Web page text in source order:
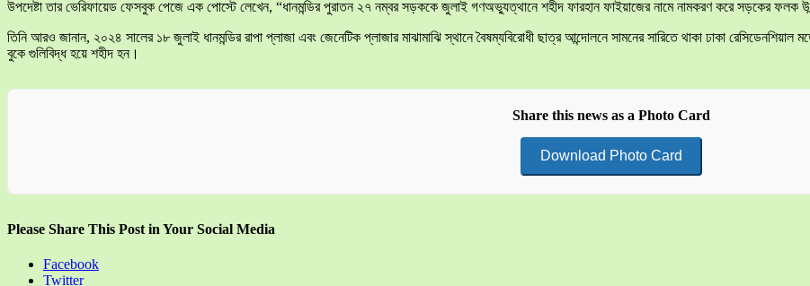
উপদেষ্টা তার ভেরিফায়েড ফেসবুক পেজে এক পোস্টে লেখেন, “ধানমন্ডির পুরাতন ২৭ নম্বর সড়ককে জুলাই গণঅভ্যুত্থানে শহীদ ফারহান ফাইয়াজের নামে নামকরণ করে সড়কের ফলক
তিনি আরও জানান, ২০২৪ সালের ১৮ জুলাই ধানমন্ডির রাপা প্লাজা এবং জেনেটিক প্লাজার মাঝামাঝি স্থানে বৈষম্যবিরোধী ছাত্র আন্দোলনে সামনের সারিতে থাকা ঢাকা
বুকে গুলিবিদ্ধ হয়ে শহীদ হন।
Share this news as a Photo Card
Download Photo Card
Please Share This Post in Your Social Media
Facebook
Twitter